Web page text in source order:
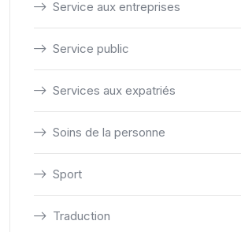
Service aux entreprises
Service public
Services aux expatriés
Soins de la personne
Sport
Traduction